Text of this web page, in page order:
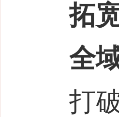
拓
全
打